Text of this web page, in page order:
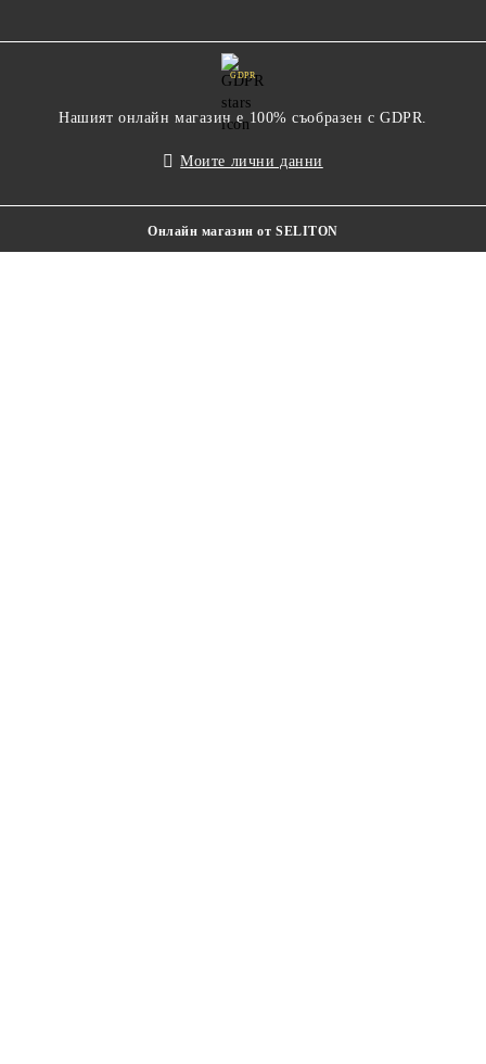
GDPR
Нашият онлайн магазин е 100% съобразен с GDPR.
Моите лични данни
Онлайн магазин от SELITON